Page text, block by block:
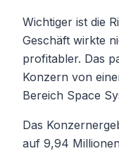
Wichtiger ist die
Geschäft wirkte
profitabler. Das
Konzern von
Bereich Space
Das
auf 9,94